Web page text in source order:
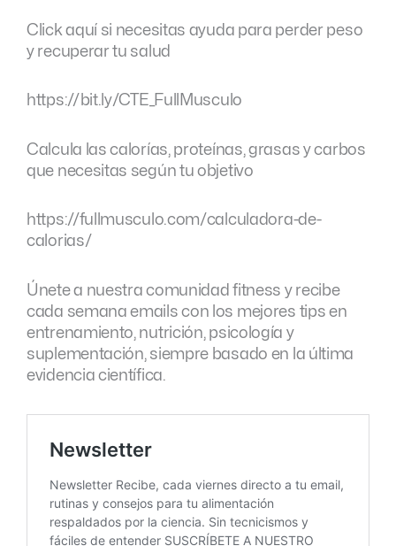
Click aquí si necesitas ayuda para perder peso
y recuperar tu salud
https://bit.ly/CTE_FullMusculo
Calcula las calorías, proteínas, grasas y carbos
que necesitas según tu objetivo
https://fullmusculo.com/calculadora-de-
calorias/
Únete a nuestra comunidad fitness y recibe
cada semana emails con los mejores tips en
entrenamiento, nutrición, psicología y
suplementación, siempre basado en la última
evidencia científica.